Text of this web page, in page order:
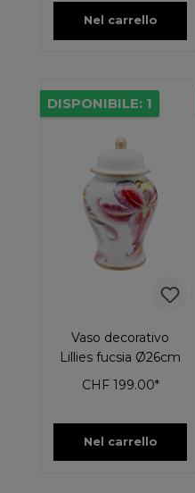
Nel carrello
DISPONIBILE: 1
Vaso decorativo
Lillies fucsia Ø26cm
CHF 199.00*
Nel carrello